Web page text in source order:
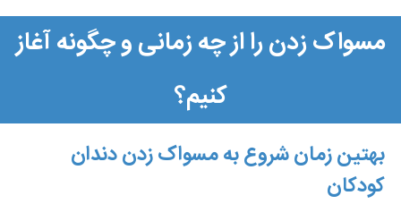
مسواک زدن را از چه زمانی و چگونه آغاز
کنیم؟
بهتین زمان شروع به مسواک زدن دندان
کودکان